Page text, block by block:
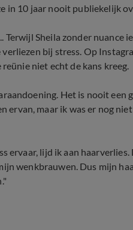
in 10 jaar nooit publiekelijk
Sheila zonder nuance
bij stress. Op
niet echt de kans kreeg.
Het is nooit een
ervan, maar ik was er nog
ervaar, lijd ik aan
wenkbrauwen. Dus mijn